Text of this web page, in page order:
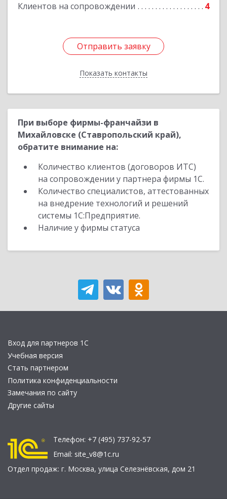
Клиентов на сопровождении 4
Отправить заявку
Показать контакты
Отправить заявку
Назад
При выборе фирмы-франчайзи в
Михайловске (Ставропольский край),
обратите внимание на:
Количество клиентов (договоров ИТС)
на сопровождении у партнера фирмы 1С.
Количество специалистов, аттестованных
на внедрение технологий и решений
системы 1С:Предприятие.
Наличие у фирмы статуса
Вход для партнеров 1С
Учебная версия
Стать партнером
Политика конфиденциальности
Замечания по сайту
Другие сайты
Телефон: +7 (495) 737-92-57
Email: site_v8@1c.ru
Отдел продаж: г. Москва, улица Селезнёвская, дом 21